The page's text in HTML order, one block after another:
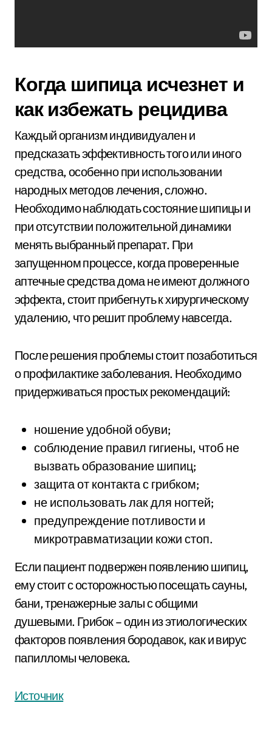
Когда шипица исчезнет и
как избежать рецидива
Каждый организм индивидуален и
предсказать эффективность того или иного
средства, особенно при использовании
народных методов лечения, сложно.
Необходимо наблюдать состояние шипицы и
при отсутствии положительной динамики
менять выбранный препарат. При
запущенном процессе, когда проверенные
аптечные средства дома не имеют должного
эффекта, стоит прибегнуть к хирургическому
удалению, что решит проблему навсегда.
После решения проблемы стоит позаботиться
о профилактике заболевания. Необходимо
придерживаться простых рекомендаций:
ношение удобной обуви;
соблюдение правил гигиены, чтоб не
вызвать образование шипиц;
защита от контакта с грибком;
не использовать лак для ногтей;
предупреждение потливости и
микротравматизации кожи стоп.
Если пациент подвержен появлению шипиц,
ему стоит с осторожностью посещать сауны,
бани, тренажерные залы с общими
душевыми. Грибок – один из этиологических
факторов появления бородавок, как и вирус
папилломы человека.
Источник